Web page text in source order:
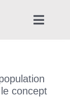
Toggle
concept